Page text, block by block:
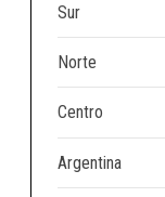
Sur
Norte
Centro
Argentina